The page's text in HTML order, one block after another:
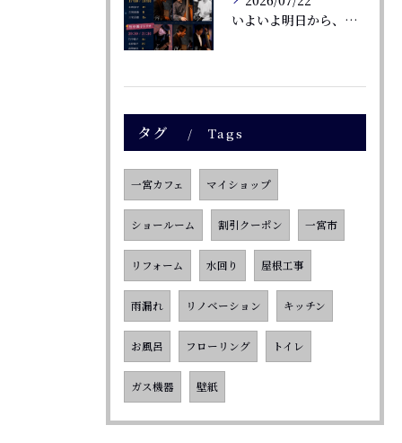
いよいよ明日から、一宮七夕まつり🎋💖
タグ Tags
一宮カフェ マイショップ
ショールーム 割引クーポン 一宮市
リフォーム 水回り 屋根工事
雨漏れ リノベーション キッチン
お風呂 フローリング トイレ
ガス機器 壁紙